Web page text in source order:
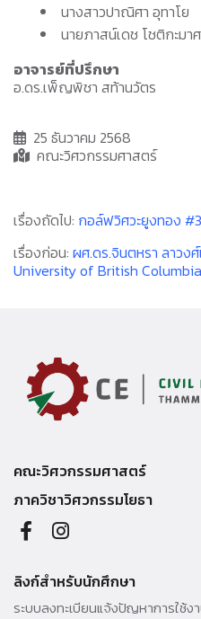
นางสาวปาณิศา อุทาโย
นายภาสน์เดช โชติกะม
อาจารย์ที่ปรึกษา
อ.ดร.เพ็ญพิชา สท้านวัตร
25 ธันวาคม 2568
คณะวิศวกรรมศาสตร์
เรื่องถัดไป: กอล์ฟวิศวะยูงทอง #3
เรื่องก่อน: ผศ.ดร.จินตหรา ลาวง
University of British
คณะวิศวกรรมศาสตร์
ภาควิชาวิศวกรรมโยธา
ลิงก์สำหรับนักศึกษา
ระบบลงทะเบียนแจ้งปัญหาการใช้ง